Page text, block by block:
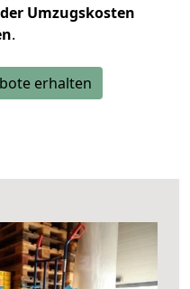
Umzugskosten
.
erhalten